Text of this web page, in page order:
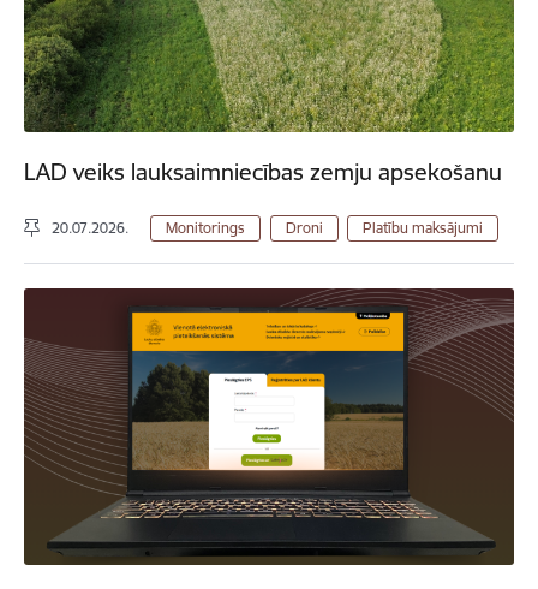
LAD veiks lauksaimniecības zemju apsekošanu
20.07.2026. Monitorings Droni Platību maksājumi